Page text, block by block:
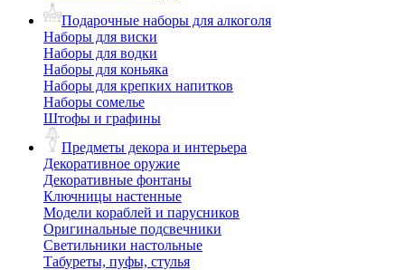
Подарочные наборы для алкоголя
Наборы для виски
Наборы для водки
Наборы для коньяка
Наборы для крепких напитков
Наборы сомелье
Штофы и графины
Предметы декора и интерьера
Декоративное оружие
Декоративные фонтаны
Ключницы настенные
Модели кораблей и парусников
Оригинальные подсвечники
Светильники настольные
Табуреты, пуфы, стулья